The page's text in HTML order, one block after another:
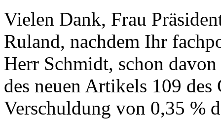
Vielen Dank, Frau
Ruland, nachdem Ihr
Herr Schmidt, schon
des neuen Artikels 109
Verschuldung von 0,35 %